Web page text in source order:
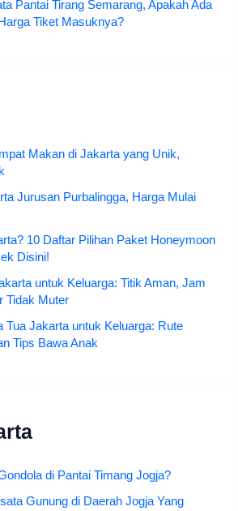
Pantai Tirang Semarang, Apakah Ada
Tiket Masuknya?
Makan di Jakarta yang Unik,
Jurusan Purbalingga, Harga Mulai
10 Daftar Pilihan Paket Honeymoon
Disini!
untuk Keluarga: Titik Aman, Jam
Tidak Muter
Tua Jakarta untuk Keluarga: Rute
Tips Bawa Anak
di Pantai Timang Jogja?
Gunung di Daerah Jogja Yang